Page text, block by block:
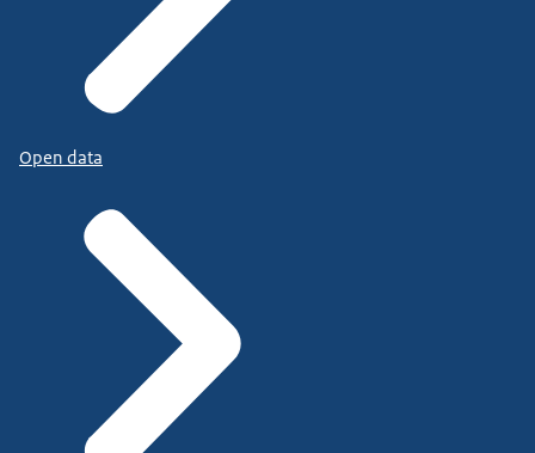
Open data